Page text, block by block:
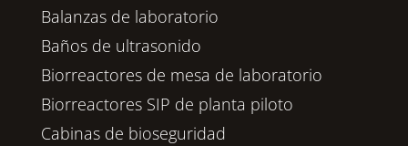
Balanzas de laboratorio
Baños de ultrasonido
Biorreactores de mesa de laboratorio
Biorreactores SIP de planta piloto
Cabinas de bioseguridad